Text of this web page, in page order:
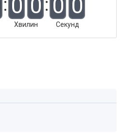
0 0
Хвилин
0 0
Секунд